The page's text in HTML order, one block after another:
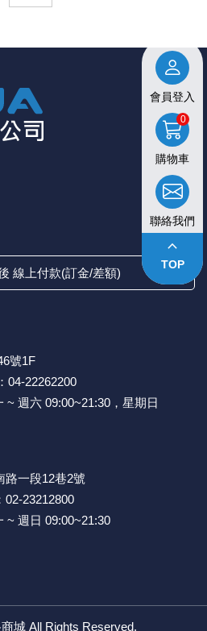
會員登入
購物車
0
聯絡我們
keyboard_arrow_up
TOP
線上付款(訂金/差額)
號1F
： 04-22262200
~ 週六 09:00~21:30，星期日
路⼀段12巷2號
02-23212800
~ 週日 09:00~21:30
城All Rights Reserved.